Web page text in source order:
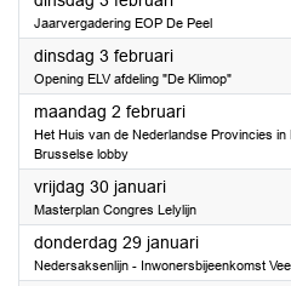
Jaarvergadering EOP De Peel
dinsdag 3 februari2026
Opening ELV afdeling "De Klimop"
maandag 2 februari2026
Het Huis van de Nederlandse Provincies
Brusselse lobby
vrijdag 30 januari2026
Masterplan Congres Lelylijn
donderdag 29 januari2026
Nedersaksenlijn - Inwonersbijeenkomst